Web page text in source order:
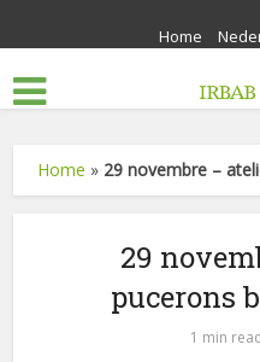
Home
Home » 29 novembre –
29
pucerons
1 min